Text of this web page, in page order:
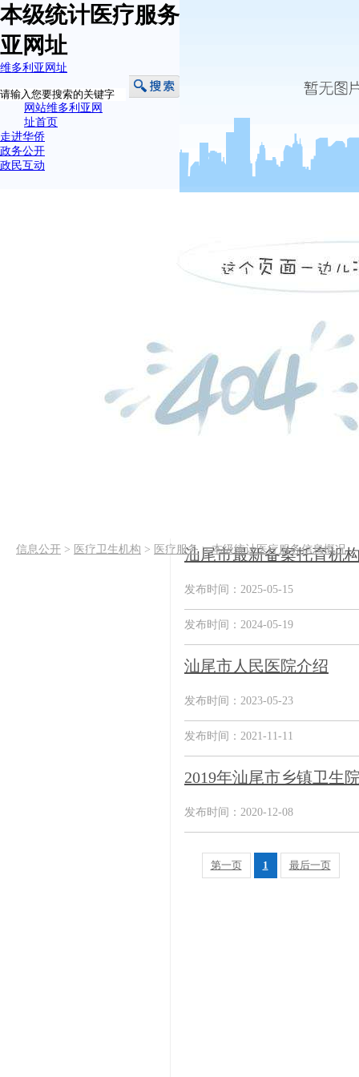
本级统计医疗服务信息概况-维多利
亚网址
维多利亚网址
网站维多利亚网
址首页
走进华侨
政务公开
政民互动
信息公开 > 医疗卫生机构 > 医疗服务>本级统计医疗服务信息概况
汕尾市最新备案托育机
发布时间：2025-05-15
发布时间：2024-05-19
汕尾市人民医院介绍
发布时间：2023-05-23
发布时间：2021-11-11
2019年汕尾市乡镇卫生
发布时间：2020-12-08
第一页 1 最后一页